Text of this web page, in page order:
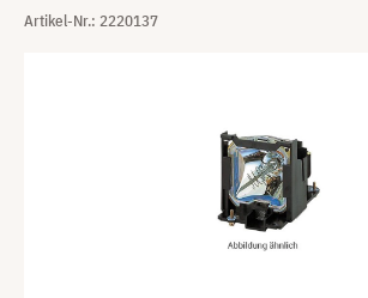
Artikel-Nr.: 2220137